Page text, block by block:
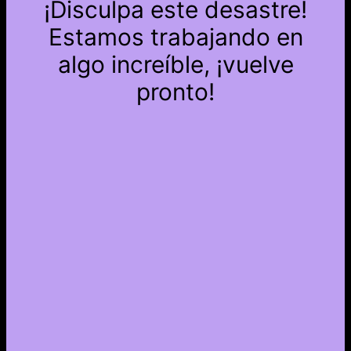
¡Disculpa este desastre!
Estamos trabajando en
algo increíble, ¡vuelve
pronto!